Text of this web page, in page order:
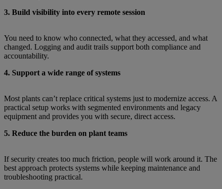
3. Build visibility into every remote session
You need to know who connected, what they accessed, and what
changed. Logging and audit trails support both compliance and
accountability.
4. Support a wide range of systems
Most plants can’t replace critical systems just to modernize access. A
practical setup works with segmented environments and legacy
equipment and provides you with secure, direct access.
5. Reduce the burden on plant teams
If security creates too much friction, people will work around it. The
best approach protects systems while keeping maintenance and
troubleshooting practical.